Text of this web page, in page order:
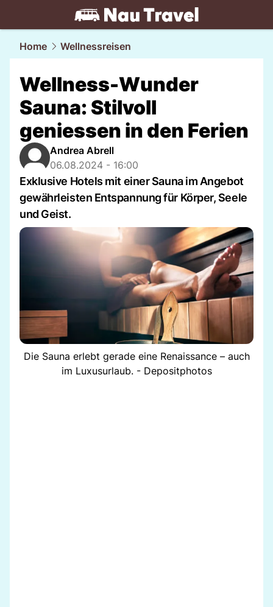
travel.NAU.ch
Home Wellnessreisen
Wellness-Wunder
Sauna: Stilvoll
geniessen in den Ferien
Andrea Abrell
06.08.2024 - 16:00
Exklusive Hotels mit einer Sauna im Angebot
gewährleisten Entspannung für Körper, Seele
und Geist.
Die Sauna erlebt gerade eine Renaissance – auch
im Luxusurlaub. - Depositphotos